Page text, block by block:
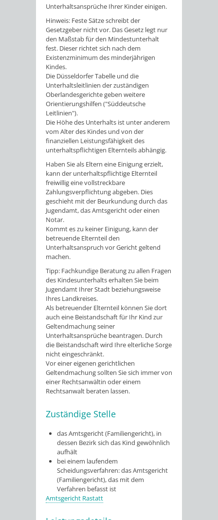
Unterhaltsansprüche Ihrer Kinder einigen.
Hinweis: Feste Sätze schreibt der
Gesetzgeber nicht vor. Das Gesetz legt nur
den Maßstab für den Mindestunterhalt
fest. Dieser richtetsich nach dem
Existenzminimum des minderjährigen
Kindes.
Die Düsseldorfer Tabelle und die
Unterhaltsleitlinien der zuständigen
Oberlandesgerichte geben weitere
Orientierungshilfen ("Süddeutsche
Leitlinien").
Die Höhe des Unterhalts ist unter anderem
vom Alter des Kindes und von der
finanziellen Leistungsfähigkeit des
unterhaltspflichtigen Elternteils abhängig.
Haben Sie als Eltern eine Einigung erzielt,
kann der unterhaltspflichtige Elternteil
freiwillig eine vollstreckbare
Zahlungsverpflichtung abgeben. Dies
geschieht mit der Beurkundung durch das
Jugendamt, das Amtsgericht oder einen
Notar.
Kommt es zu keiner Einigung, kann der
betreuende Elternteil den
Unterhaltsanspruch vor Gericht geltend
machen.
Tipp: Fachkundige Beratung zu allen Fragen
des Kindesunterhalts erhalten Sie beim
Jugendamt Ihrer Stadt beziehungsweise
Ihres Landkreises.
Als betreuender Elternteil können Sie dort
auch eine Beistandschaft für Ihr Kind zur
Geltendmachung seiner
Unterhaltsansprüche beantragen. Durch
die Beistandschaft wird Ihre elterliche Sorge
nicht eingeschränkt.
Vor einer eigenen gerichtlichen
Geltendmachung sollten Sie sich immer von
einer Rechtsanwältin oder einem
Rechtsanwalt beraten lassen.
Zuständige Stelle
das Amtsgericht (Familiengericht), in
dessen Bezirk sich das Kind gewöhnlich
aufhält
bei einem laufendem
Scheidungsverfahren: das Amtsgericht
(Familiengericht), das mit dem
Verfahren befasst ist
Amtsgericht Rastatt